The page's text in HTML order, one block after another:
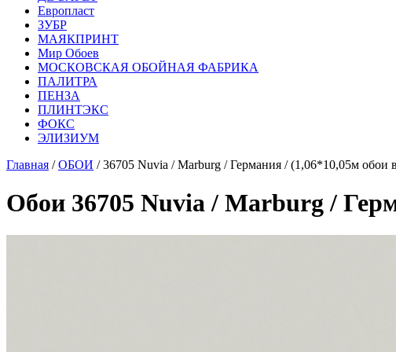
Европласт
ЗУБР
МАЯКПРИНТ
Мир Обоев
МОСКОВСКАЯ ОБОЙНАЯ ФАБРИКА
ПАЛИТРА
ПЕНЗА
ПЛИНТЭКС
ФОКС
ЭЛИЗИУМ
Главная /ОБОИ / 36705 Nuvia / Marburg / Германия / (1,06*10,05м обои
Обои 36705 Nuvia / Marburg /